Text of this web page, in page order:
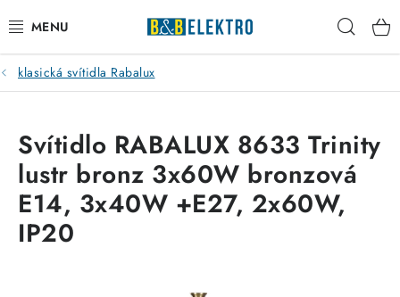
na
obsah
Reklamace / Vrácení zboží
Kontakty
VYTÁPĚNÍ
klasická svítidla Rabalux
Svítidlo RABALUX 8633 Trinity
lustr bronz 3x60W bronzová
E14, 3x40W +E27, 2x60W,
IP20